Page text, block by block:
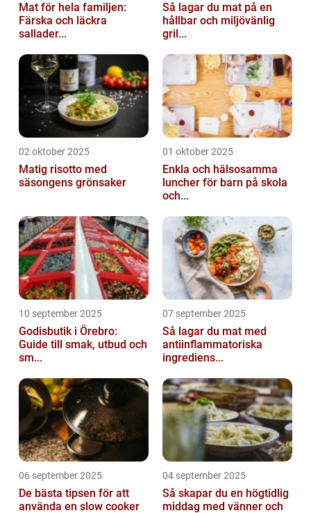
Mat för hela familjen:
Färska och läckra
sallader...
Så lagar du mat på en
hållbar och miljövänlig
gril...
02 oktober 2025
Matig risotto med
säsongens grönsaker
01 oktober 2025
Enkla och hälsosamma
luncher för barn på skola
och...
10 september 2025
Godisbutik i Örebro:
Guide till smak, utbud och
sm...
07 september 2025
Så lagar du mat med
antiinflammatoriska
ingrediens...
06 september 2025
De bästa tipsen för att
använda en slow cooker
04 september 2025
Så skapar du en högtidlig
middag med vänner och